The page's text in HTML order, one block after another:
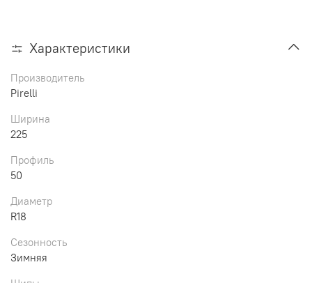
Характеристики
Производитель
Pirelli
Ширина
225
Профиль
50
Диаметр
R18
Сезонность
Зимняя